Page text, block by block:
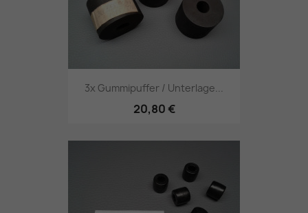
3x Gummipuffer / Unterlage...
20,80 €